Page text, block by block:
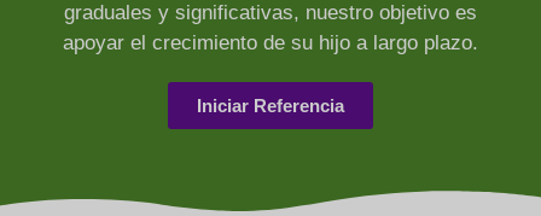
graduales y significativas, nuestro objetivo es
apoyar el crecimiento de su hijo a largo plazo.
Iniciar Referencia